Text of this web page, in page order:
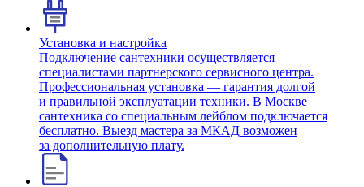
Установка и настройка
Подключение сантехники осуществляется
специалистами партнерского сервисного центра.
Профессиональная установка — гарантия долгой
и правильной эксплуатации техники. В Москве
сантехника со специальным лейблом подключается
бесплатно. Выезд мастера за МКАД возможен
за дополнительную плату.